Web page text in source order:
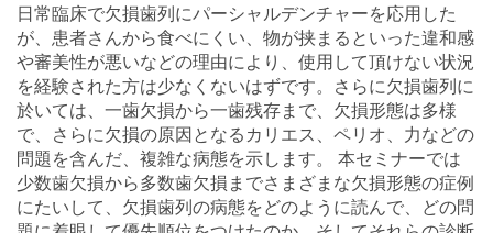
日常臨床で欠損歯列にパーシャルデンチャーを応用した
が、患者さんから食べにくい、物が挟まるといった違和感
や審美性が悪いなどの理由により、使用して頂けない状況
を経験された方は少なくないはずです。さらに欠損歯列に
於いては、一歯欠損から一歯残存まで、欠損形態は多様
で、さらに欠損の原因となるカリエス、ペリオ、力などの
問題を含んだ、複雑な病態を示します。 本セミナーでは
少数歯欠損から多数歯欠損までさまざまな欠損形態の症例
にたいして、欠損歯列の病態をどのように読んで、どの問